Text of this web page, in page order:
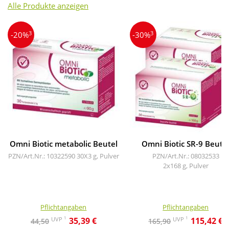
Alle Produkte anzeigen
-20%3
Omni Biotic metabolic Beutel
PZN/Art.Nr.: 10322590 30X3 g, Pulver
Pflichtangaben
44,50 UVP 1 35,39 €
-30%3
Omni Biotic SR-9
PZN/Art.Nr.: 08032533
2x168 g, Pulver
Pflichtangaben
165,90 UVP 1 115,42 €